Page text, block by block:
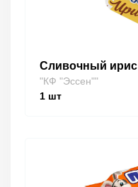
Сливочный ирис
"КФ "Эссен""
1 шт